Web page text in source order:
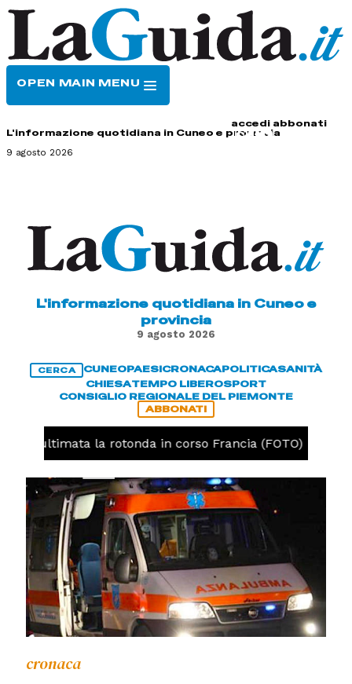
OPEN MAIN MENU
accedi abbonati
L'informazione quotidiana in Cuneo e provincia
9 agosto 2026
L'informazione quotidiana in Cuneo e
provincia
9 agosto 2026
CERCA CUNEOPAESICRONACAPOLITICASANITÀ
CHIESATEMPO LIBEROSPORT
CONSIGLIO REGIONALE DEL PIEMONTE
ABBONATI
ultimata la rotonda in corso Francia (FOTO)
cronaca